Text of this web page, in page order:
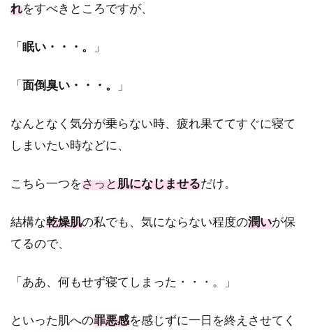
れをすべきところですが、
「眠い・・・。 」
「面倒臭い・・・。 」
なんとなく気分が乗らない時、疲れ果ててすぐに寝て
しまいたい時などに、
こちら一つをさっと肌になじませるだけ。
結構な乾燥肌の私でも、気にならない程度の潤いが保
てるので、
「ああ、何もせず寝てしまった・・・。」
といった肌への罪悪感を感じずに一日を終えさせてく